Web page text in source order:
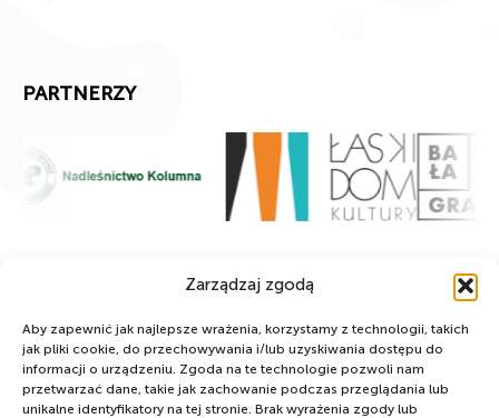
Zarządzaj zgodą
Aby zapewnić jak najlepsze wrażenia, korzystamy z technologii, takich
jak pliki cookie, do przechowywania i/lub uzyskiwania dostępu do
informacji o urządzeniu. Zgoda na te technologie pozwoli nam
przetwarzać dane, takie jak zachowanie podczas przeglądania lub
unikalne identyfikatory na tej stronie. Brak wyrażenia zgody lub
PARTNERZY